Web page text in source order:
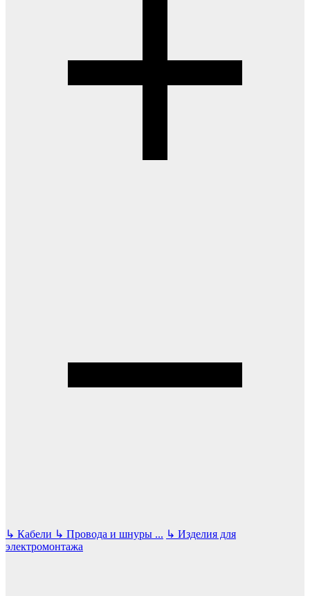
↳ Кабели ↳ Провода и шнуры ... ↳ Изделия для
электромонтажа